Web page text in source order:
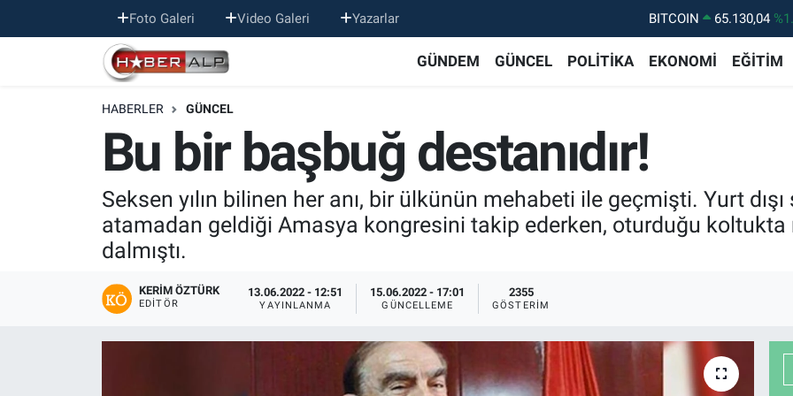
Foto Galeri Video Galeri Yazarlar DOLAR 47,7106
55,1652
%0.27
GÜNDEM GÜNCEL POLİTİKA EKONOMİ EĞİTİM
HABERLER GÜNCEL
Bu bir başbuğ destanıdır!
Seksen yılın bilinen her anı, bir ülkünün mehabeti ile geçmişti. Yurt
atamadan geldiği Amasya kongresini takip ederken, oturduğu
dalmıştı.
KERIM ÖZTÜRK
EDITÖR
13.06.2022 - 12:51
YAYINLANMA
15.06.2022 - 17:01
GÜNCELLEME
2355
GÖSTERIM
Nöbetçi Eczaneler
Hava Durumu
Trafik Durumu
Süper Lig Puan Durumu ve Fikstür
Tüm Manşetler
Son Dakika Haberleri
Haber Arşivi